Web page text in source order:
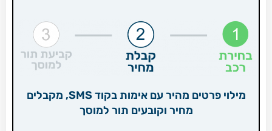
מילוי פרטים מהיר עם אימות בקוד SMS, מקבלים
מחיר וקובעים תור למוסך